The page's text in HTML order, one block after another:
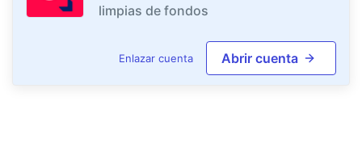
limpias de fondos
Enlazar cuenta Abrir cuenta